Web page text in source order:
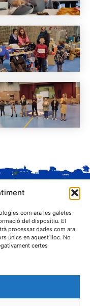
com ara les galetes
del dispositiu. El
processar dades com ara
únics en aquest lloc. No
certes
d'Urgell)